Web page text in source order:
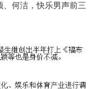
何洁，快乐男声前三